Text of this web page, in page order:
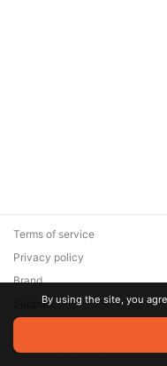
© 2026 Zaya Solutions
are the property of their
Terms of service
Privacy policy
Brand
SupportBy using the site, you